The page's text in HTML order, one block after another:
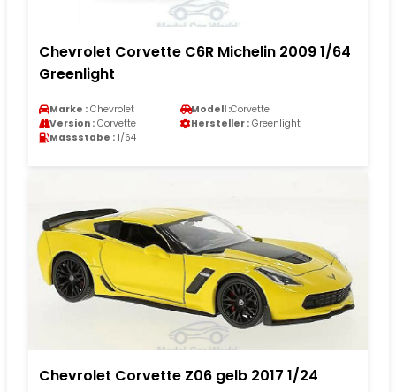
Chevrolet Corvette C6R Michelin 2009 1/64
Greenlight
Marke : Chevrolet Modell :Corvette
Version : Corvette Hersteller : Greenlight
Massstabe : 1/64
Chevrolet Corvette Z06 gelb 2017 1/24